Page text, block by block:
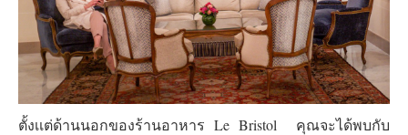
ตั้งเเต่ด้านนอกของร้านอาหาร Le Bristol คุณจะได้พบกับ